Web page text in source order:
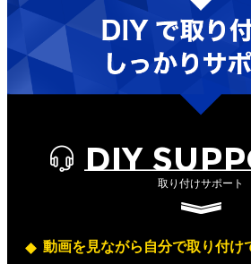
DIY
取り付けサポート
動画を見ながら自分で取り付け